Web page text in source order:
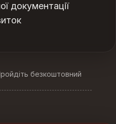
документації
безкоштовний